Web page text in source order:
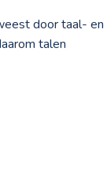
door taal- en
talen